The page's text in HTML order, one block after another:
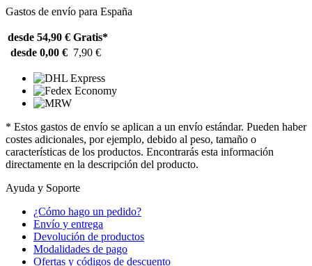
Gastos de envío para España
desde 54,90 € Gratis*
desde 0,00 € 7,90 €
* Estos gastos de envío se aplican a un envío estándar. Pueden haber
costes adicionales, por ejemplo, debido al peso, tamaño o
características de los productos. Encontrarás esta información
directamente en la descripción del producto.
Ayuda y Soporte
¿Cómo hago un pedido?
Envío y entrega
Devolución de productos
Modalidades de pago
Ofertas y códigos de descuento